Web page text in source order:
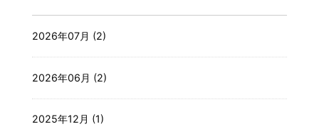
2026年07月 (2)
2026年06月 (2)
2025年12月 (1)